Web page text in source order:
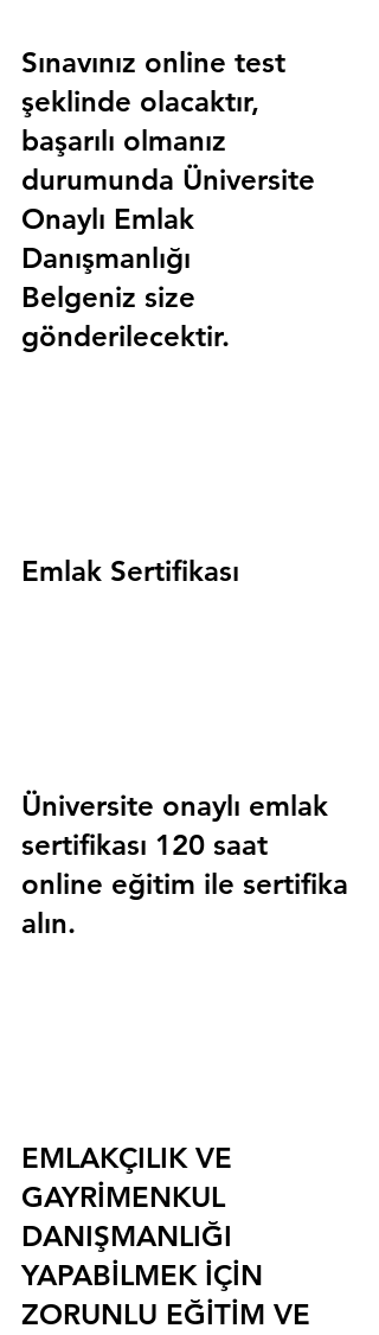
Sınavınız online test
şeklinde olacaktır,
başarılı olmanız
durumunda Üniversite
Onaylı Emlak
Danışmanlığı
Belgeniz size
gönderilecektir.
Emlak Sertifikası
Üniversite onaylı emlak
sertifikası 120 saat
online eğitim ile sertifika
alın.
EMLAKÇILIK VE
GAYRİMENKUL
DANIŞMANLIĞI
YAPABİLMEK İÇİN
ZORUNLU EĞİTİM VE